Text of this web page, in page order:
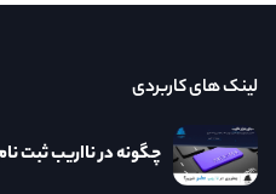
لینک های کاربردی
چگونه در نااریب ثبت